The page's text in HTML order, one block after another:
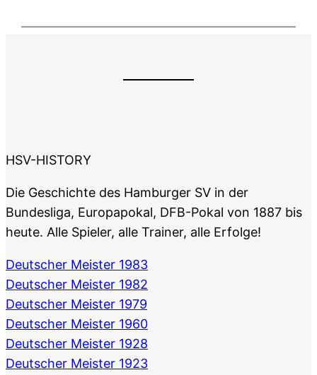
HSV-HISTORY
Die Geschichte des Hamburger SV in der
Bundesliga, Europapokal, DFB-Pokal von 1887 bis
heute. Alle Spieler, alle Trainer, alle Erfolge!
Deutscher Meister 1983
Deutscher Meister 1982
Deutscher Meister 1979
Deutscher Meister 1960
Deutscher Meister 1928
Deutscher Meister 1923